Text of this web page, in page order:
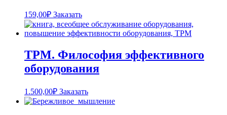
159,00₽ Заказать
TPM. Философия эффективного
оборудования
1.500,00₽ Заказать